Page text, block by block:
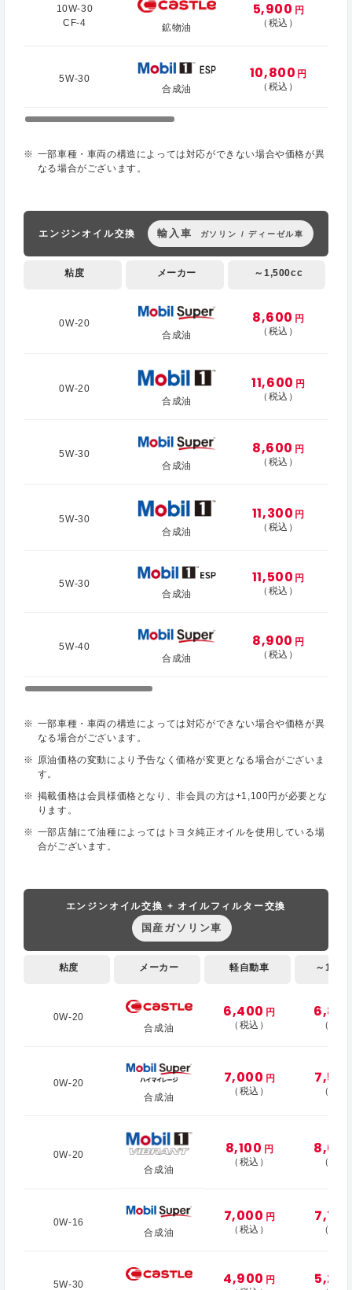
10W-30
CF-4
鉱物油
5,900 円
（税込）
5W-30
合成油
10,800 円
（税込）
一部車種・車両の構造によっては対応ができない場合や価格が異
なる場合がございます。
エンジンオイル交換 輸入車 ガソリン / ディーゼル車
粘度 メーカー ～1,500cc
0W-20
合成油
8,600 円
（税込）
0W-20
合成油
11,600 円
（税込）
5W-30
合成油
8,600 円
（税込）
5W-30
合成油
11,300 円
（税込）
5W-30
合成油
11,500 円
（税込）
5W-40
合成油
8,900 円
（税込）
一部車種・車両の構造によっては対応ができない場合や価格が異
なる場合がございます。
原油価格の変動により予告なく価格が変更となる場合がございま
す。
掲載価格は会員様価格となり、非会員の方は+1,100円が必要とな
ります。
一部店舗にて油種によってはトヨタ純正オイルを使用している場
合がございます。
エンジンオイル交換 + オイルフィルター交換
国産ガソリン車
粘度 メーカー 軽自動車 ～
0W-20
合成油
6,400 円
（税込）
（税
0W-20
合成油
7,000 円
（税込）
（税
0W-20
合成油
8,100 円
（税込）
（税
0W-16
合成油
7,000 円
（税込）
（税
5W-30
4,900 円